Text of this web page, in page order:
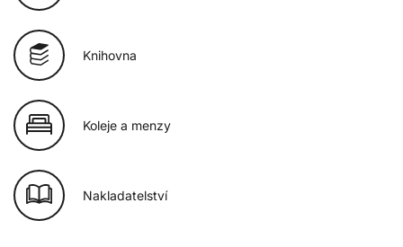
Knihovna
Koleje a menzy
Nakladatelství